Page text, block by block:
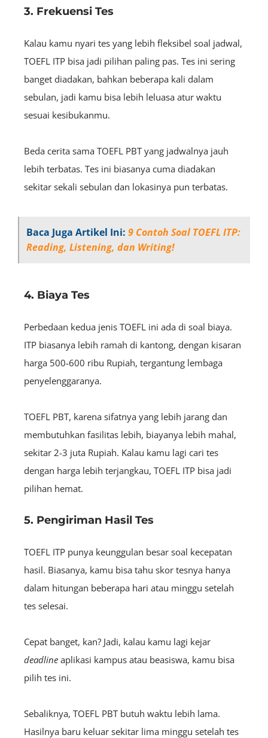
3. Frekuensi Tes
Kalau kamu nyari tes yang lebih fleksibel soal jadwal,
TOEFL ITP bisa jadi pilihan paling pas. Tes ini sering
banget diadakan, bahkan beberapa kali dalam
sebulan, jadi kamu bisa lebih leluasa atur waktu
sesuai kesibukanmu.
Beda cerita sama TOEFL PBT yang jadwalnya jauh
lebih terbatas. Tes ini biasanya cuma diadakan
sekitar sekali sebulan dan lokasinya pun terbatas.
Baca Juga Artikel Ini: 9 Contoh Soal TOEFL ITP:
Reading, Listening, dan Writing!
4. Biaya Tes
Perbedaan kedua jenis TOEFL ini ada di soal biaya.
ITP biasanya lebih ramah di kantong, dengan kisaran
harga 500-600 ribu Rupiah, tergantung lembaga
penyelenggaranya.
TOEFL PBT, karena sifatnya yang lebih jarang dan
membutuhkan fasilitas lebih, biayanya lebih mahal,
sekitar 2-3 juta Rupiah. Kalau kamu lagi cari tes
dengan harga lebih terjangkau, TOEFL ITP bisa jadi
pilihan hemat.
5. Pengiriman Hasil Tes
TOEFL ITP punya keunggulan besar soal kecepatan
hasil. Biasanya, kamu bisa tahu skor tesnya hanya
dalam hitungan beberapa hari atau minggu setelah
tes selesai.
Cepat banget, kan? Jadi, kalau kamu lagi kejar
deadline aplikasi kampus atau beasiswa, kamu bisa
pilih tes ini.
Sebaliknya, TOEFL PBT butuh waktu lebih lama.
Hasilnya baru keluar sekitar lima minggu setelah tes